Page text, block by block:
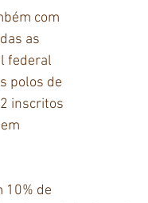
com
as
federal
polos de
inscritos
10% de